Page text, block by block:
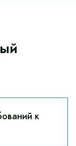
к